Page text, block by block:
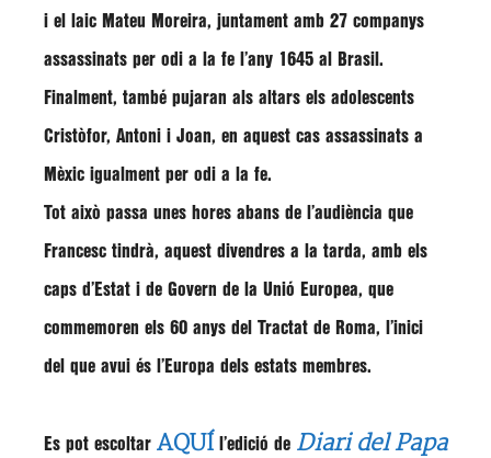
i el laic Mateu Moreira, juntament amb 27 companys
assassinats per odi a la fe l’any 1645 al Brasil.
Finalment, també pujaran als altars els adolescents
Cristòfor, Antoni i Joan, en aquest cas assassinats a
Mèxic igualment per odi a la fe.
Tot això passa unes hores abans de l’audiència que
Francesc tindrà, aquest divendres a la tarda, amb els
caps d’Estat i de Govern de la Unió Europea, que
commemoren els 60 anys del Tractat de Roma, l’inici
del que avui és l’Europa dels estats membres.
Es pot escoltar AQUÍ l’edició de Diari del Papa